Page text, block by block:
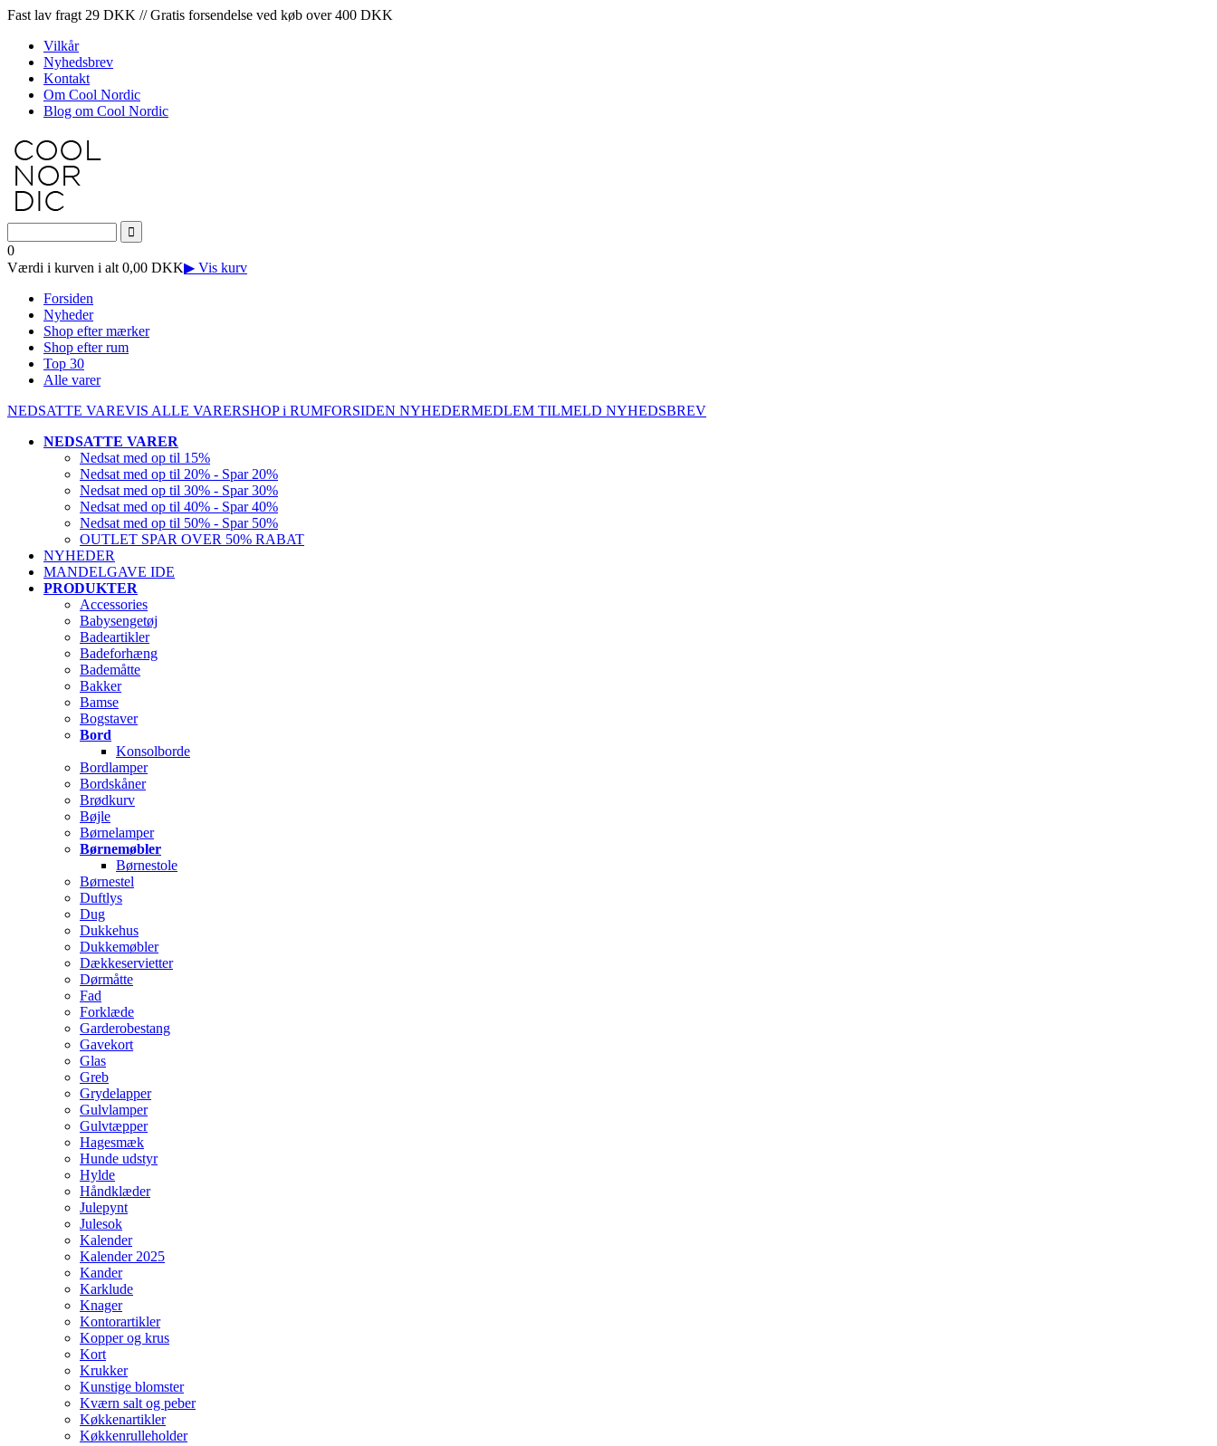
Fast lav fragt 29 DKK // Gratis forsendelse ved køb over 400 DKK
Vilkår
Nyhedsbrev
Kontakt
Om Cool Nordic
Blog om Cool Nordic
0
Værdi i kurven i alt 0,00 DKK▶ Vis kurv
Forsiden
Nyheder
Shop efter mærker
Shop efter rum
Top 30
Alle varer
NEDSATTE VAREVIS ALLE VARERSHOP i RUMFORSIDEN NYHEDERMEDLEM TILMELD NYHEDSBREV
NEDSATTE VARER
Nedsat med op til 15%
Nedsat med op til 20% - Spar 20%
Nedsat med op til 30% - Spar 30%
Nedsat med op til 40% - Spar 40%
Nedsat med op til 50% - Spar 50%
OUTLET SPAR OVER 50% RABAT
NYHEDER
MANDELGAVE IDE
PRODUKTER
Accessories
Babysengetøj
Badeartikler
Badeforhæng
Bademåtte
Bakker
Bamse
Bogstaver
Bord
Konsolborde
Bordlamper
Bordskåner
Brødkurv
Bøjle
Børnelamper
Børnemøbler
Børnestole
Børnestel
Duftlys
Dug
Dukkehus
Dukkemøbler
Dækkeservietter
Dørmåtte
Fad
Forklæde
Garderobestang
Gavekort
Glas
Greb
Grydelapper
Gulvlamper
Gulvtæpper
Hagesmæk
Hunde udstyr
Hylde
Håndklæder
Julepynt
Julesok
Kalender
Kalender 2025
Kander
Karklude
Knager
Kontorartikler
Kopper og krus
Kort
Krukker
Kunstige blomster
Kværn salt og peber
Køkkenartikler
Køkkenrulleholder